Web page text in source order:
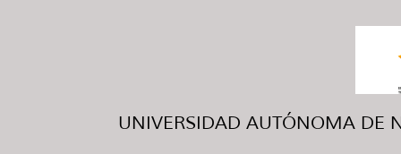
UNIVERSIDAD AUTÓNOMA DE